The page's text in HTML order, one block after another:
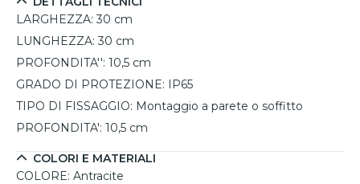
(max 14W) per personalizzare la potenza e la temperatura
della luce in base alle proprie esigenze. Con una
dimensione di 30x30 cm e una profondità di 10,5 cm, è
adatta a coprire ampie aree con un’illuminazione
uniforme, rendendo gli spazi esterni fruibili anche nelle ore
notturne. Ideale per chi cerca un prodotto di qualità,
esteticamente discreto e altamente resistente, con il
valore aggiunto della versatilità e della possibilità di
scegliere varianti di colore per abbinarla perfettamente
all’ambiente esterno.
LARGHEZZA: 30 cm
LUNGHEZZA: 30 cm
PROFONDITA'': 10,5 cm
GRADO DI PROTEZIONE: IP65
TIPO DI FISSAGGIO: Montaggio a parete o soffitto
PROFONDITA': 10,5 cm
COLORI E MATERIALI
COLORE: Antracite